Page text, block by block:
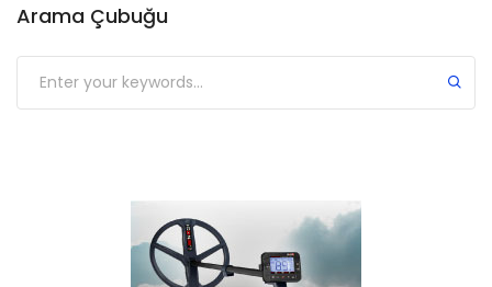
Arama Çubuğu